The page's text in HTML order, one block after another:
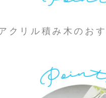
クリル積み木のお